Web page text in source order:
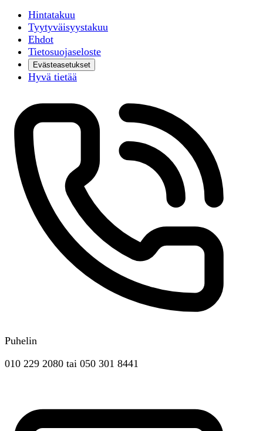
Hintatakuu
Tyytyväisyystakuu
Ehdot
Tietosuojaseloste
Evästeasetukset
Hyvä tietää
Puhelin
010 229 2080 tai 050 301 8441